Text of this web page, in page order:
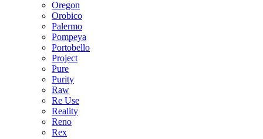
Oregon
Orobico
Palermo
Pompeya
Portobello
Project
Pure
Purity
Raw
Re Use
Reality
Reno
Rex